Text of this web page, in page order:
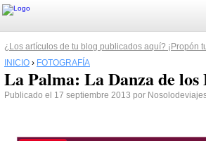
¿Los artículos de tu blog publicados aquí? ¡Propón
INICIO › FOTOGRAFÍA
La Palma: La Danza de los
Publicado el 17 septiembre 2013 por